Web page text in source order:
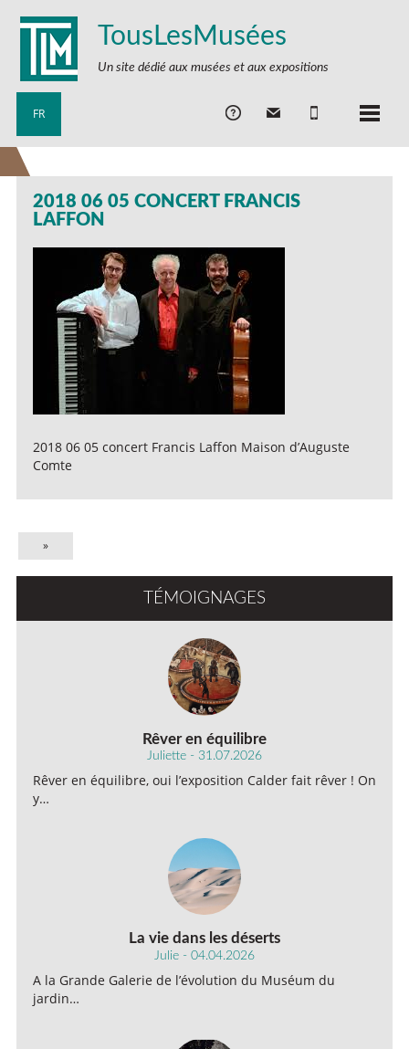
TousLesMusées
Un site dédié aux musées et aux expositions
FR
2018 06 05 CONCERT FRANCIS
LAFFON
2018 06 05 concert Francis Laffon Maison d’Auguste
Comte
»
TÉMOIGNAGES
Rêver en équilibre
Juliette - 31.07.2026
Rêver en équilibre, oui l’exposition Calder fait rêver ! On
y…
La vie dans les déserts
Julie - 04.04.2026
A la Grande Galerie de l’évolution du Muséum du
jardin…